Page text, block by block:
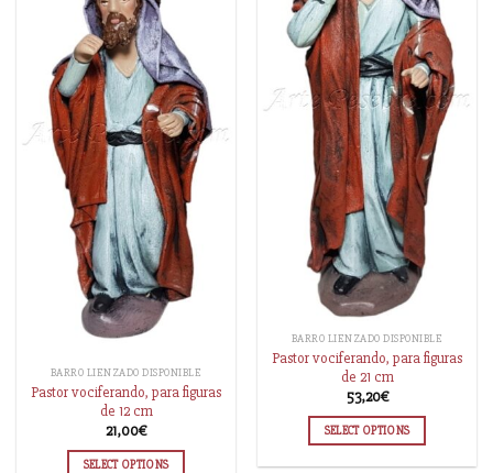
BARRO LIENZADO DISPONIBLE
Pastor vociferando, para figuras
de 21 cm
53,20€
SELECT OPTIONS
BARRO LIENZADO DISPONIBLE
Pastor vociferando, para figuras
de 12 cm
21,00€
SELECT OPTIONS